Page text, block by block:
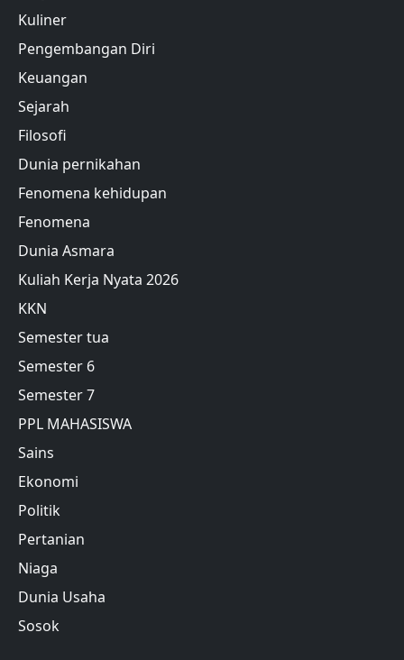
Kuliner
Pengembangan Diri
Keuangan
Sejarah
Filosofi
Dunia pernikahan
Fenomena kehidupan
Fenomena
Dunia Asmara
Kuliah Kerja Nyata 2026
KKN
Semester tua
Semester 6
Semester 7
PPL MAHASISWA
Sains
Ekonomi
Politik
Pertanian
Niaga
Dunia Usaha
Sosok